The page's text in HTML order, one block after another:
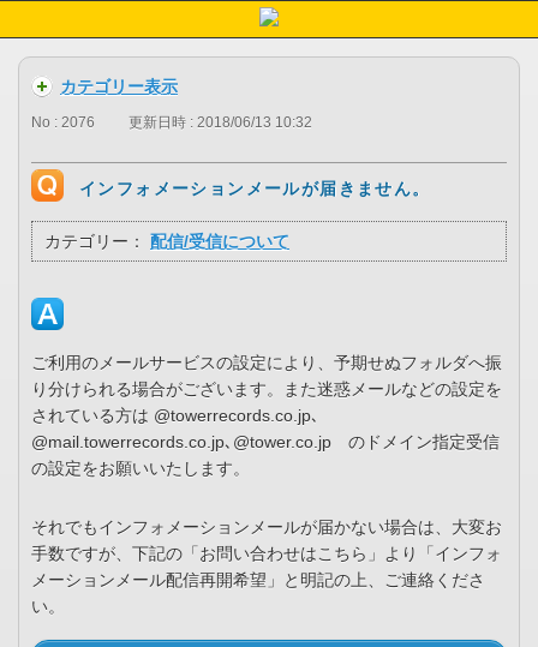
カテゴリー表示
No : 2076 更新日時 : 2018/06/13 10:32
インフォメーションメールが届きません。
カテゴリー： 配信/受信について
ご利用のメールサービスの設定により、予期せぬフォルダへ振
り分けられる場合がございます。また迷惑メールなどの設定を
されている方は @towerrecords.co.jp､
@mail.towerrecords.co.jp､@tower.co.jp のドメイン指定受信
の設定をお願いいたします。
それでもインフォメーションメールが届かない場合は、大変お
手数ですが、下記の「お問い合わせはこちら」より「インフォ
メーションメール配信再開希望」と明記の上、ご連絡くださ
い。